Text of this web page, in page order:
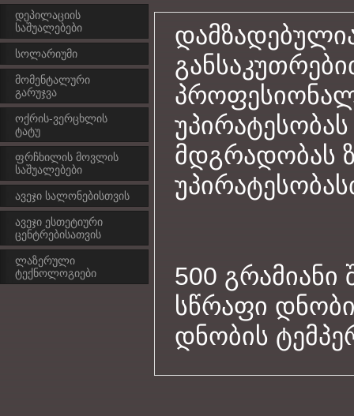
დეპილაციის
საშუალებები
სოლარიუმი
მომენტალური
გარუჯვა
ოქრის-ვერცხლის
ტატუ
ფრჩხილის მოვლის
საშუალებები
ავეჯი სალონებისთვის
ავეჯი ესთეტიური
ცენტრებისათვის
ლაზერული
ტექნოლოგიები
მდგრადობას
500
სწრაფი
დნობის